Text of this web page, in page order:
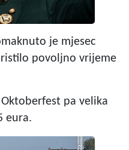
je mjesec
povoljno vrijeme
pa velika
eura.